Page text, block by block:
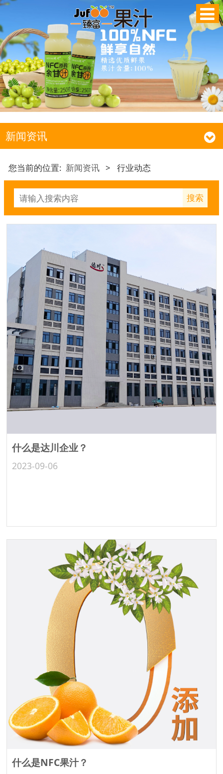
新闻资讯
您当前的位置: 新闻资讯 > 行业动态
搜索
什么是达川企业？
2023-09-06
什么是NFC果汁？